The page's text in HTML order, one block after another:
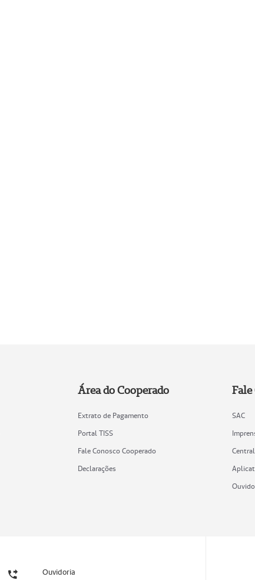
Área do Cooperado
Extrato de Pagamento
Portal TISS
Fale Conosco Cooperado
Declarações
Fale
SAC
Ouvidoria